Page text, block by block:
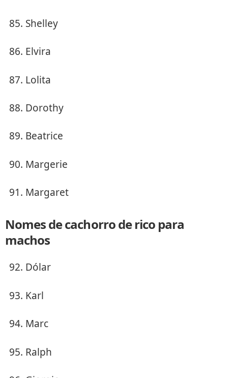
Shelley
Elvira
Lolita
Dorothy
Beatrice
Margerie
Margaret
Nomes de cachorro de rico para
machos
Dólar
Karl
Marc
Ralph